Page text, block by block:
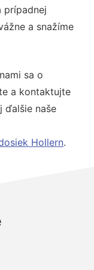
prípadnej
a snažíme
sa o
a kontaktujte
ďalšie naše
Hollern.